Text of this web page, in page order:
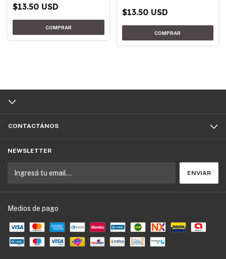
$13.50 USD
$13.50 USD
CONTACTÁNOS
NEWSLETTER
Medios de pago